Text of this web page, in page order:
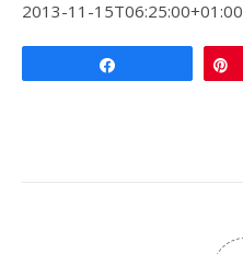
2013-11-15T06:25:00+01:00